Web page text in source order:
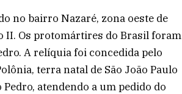
no bairro Nazaré, zona oeste de
II. Os protomártires do Brasil foram
A relíquia foi concedida pelo
terra natal de São João Paulo
atendendo a um pedido do